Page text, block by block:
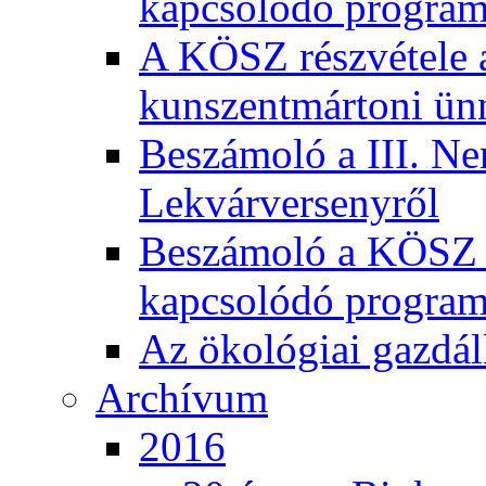
A KÖSZ részvétele
kunszentmártoni
Beszámoló a III.
Lekvárversenyről
Beszámoló a
kapcsolódó
Az ökológiai
Archívum
2016